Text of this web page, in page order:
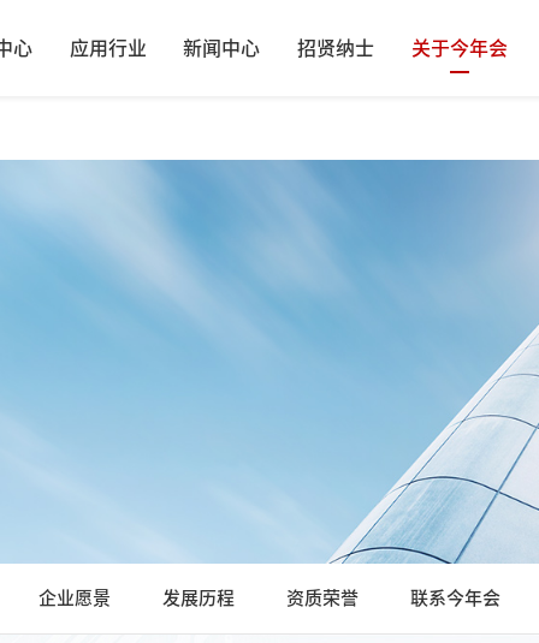
心 应用行业 新闻中心 招贤纳士 关于今年会
企业愿景 发展历程 资质荣誉 联系今年会